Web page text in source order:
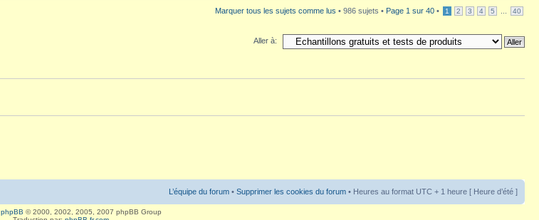
Marquer tous les sujets comme lus • 986 sujets • Page 1 sur 40 • 1 2 3 4 5 40
Aller à:
L’équipe du forum • Supprimer les cookies du forum • Heures au format UTC + 1 heure [ Heure d’été ]
phpBB © 2000, 2002, 2005, 2007 phpBB Group